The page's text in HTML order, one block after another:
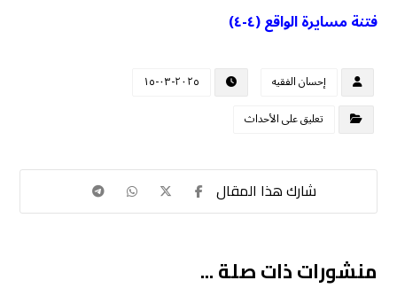
فتنة مسايرة الواقع (٤-٤)
إحسان الفقيه
٢٠٢٥-٠٣-١٥
تعليق على الأحداث
منشورات ذات صلة ...